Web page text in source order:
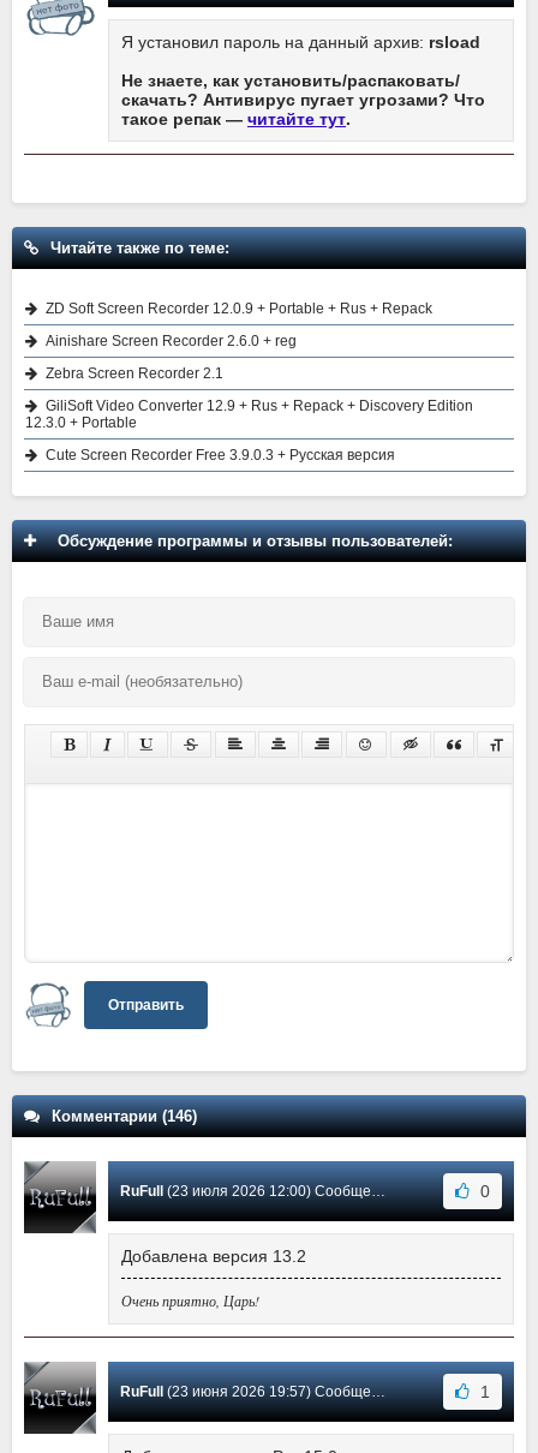
Я установил пароль на данный архив: rsload
Не знаете, как установить/распаковать/
скачать? Антивирус пугает угрозами? Что
такое репак — читайте тут.
Читайте также по теме:
ZD Soft Screen Recorder 12.0.9 + Portable + Rus + Repack
Ainishare Screen Recorder 2.6.0 + reg
Zebra Screen Recorder 2.1
GiliSoft Video Converter 12.9 + Rus + Repack + Discovery Edition
12.3.0 + Portable
Cute Screen Recorder Free 3.9.0.3 + Русская версия
Обсуждение программы и отзывы пользователей:
Отправить
Комментарии (146)
RuFull (23 июля 2026 12:00) Сообщение #141 0
Добавлена версия 13.2
Очень приятно, Царь!
RuFull (23 июня 2026 19:57) Сообщение #140 1